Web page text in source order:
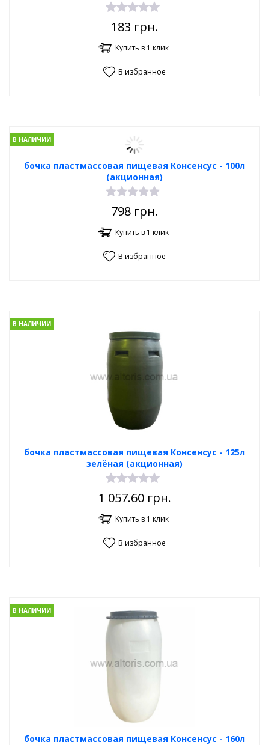
183 грн.
Купить в 1 клик
В избранное
бочка пластмассовая пищевая Консенсус - 100л
(акционная)
В НАЛИЧИИ
798 грн.
Купить в 1 клик
В избранное
бочка пластмассовая пищевая Консенсус - 125л
зелёная (акционная)
В НАЛИЧИИ
1 057.60грн.
Купить в 1 клик
В избранное
бочка пластмассовая пищевая Консенсус - 160л
В НАЛИЧИИ